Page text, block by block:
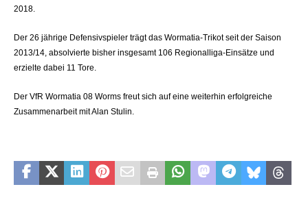
2018.
Der 26 jährige Defensivspieler trägt das Wormatia-Trikot seit der Saison
2013/14, absolvierte bisher insgesamt 106 Regionalliga-Einsätze und
erzielte dabei 11 Tore.
Der VfR Wormatia 08 Worms freut sich auf eine weiterhin erfolgreiche
Zusammenarbeit mit Alan Stulin.